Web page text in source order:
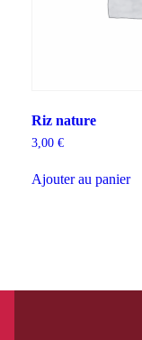
Riz nature
3,00€
Ajouter au panier